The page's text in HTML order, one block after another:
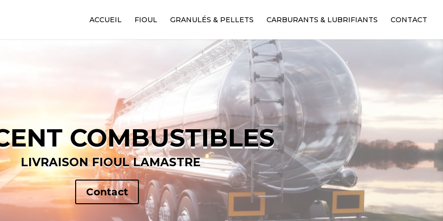
ACCUEIL FIOUL GRANULÉS & PELLETS CARBURANTS & LUBRIFIANTS CONTACT
COMBUSTIBLES
LIVRAISON FIOUL LAMASTRE
Contact